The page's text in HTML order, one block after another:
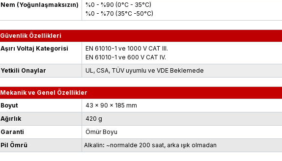
Nem (Yoğunlaşmaksızın)
%0 - %90 (0°C - 35°C)
%0 - %70 (35°C -50°C)
Güvenlik Özellikleri
Aşırı Voltaj Kategorisi
EN 61010-1 ve 1000 V CAT III.
EN 61010-1 ve 600 V CAT IV.
Yetkili Onaylar
UL, CSA, TÜV uyumlu ve VDE Beklemede
Mekanik ve Genel Özellikler
Boyut
43 x 90 x 185 mm
Ağırlık
420 g
Garanti
Ömür Boyu
Pil Ömrü
Alkalin: ~normalde 200 saat,arka ışık olmadan